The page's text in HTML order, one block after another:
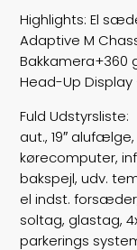
Længde
Bredde
Lasteevne
Trækhjul
ABS bremser
Airbags
Highlights: El
Adaptive M
Bakkamera+360
Head-Up
Fuld Udstyrsliste:
aut., 19″
kørecomputer,
bakspejl, udv.
el indst.
soltag, glastag,
parkerings